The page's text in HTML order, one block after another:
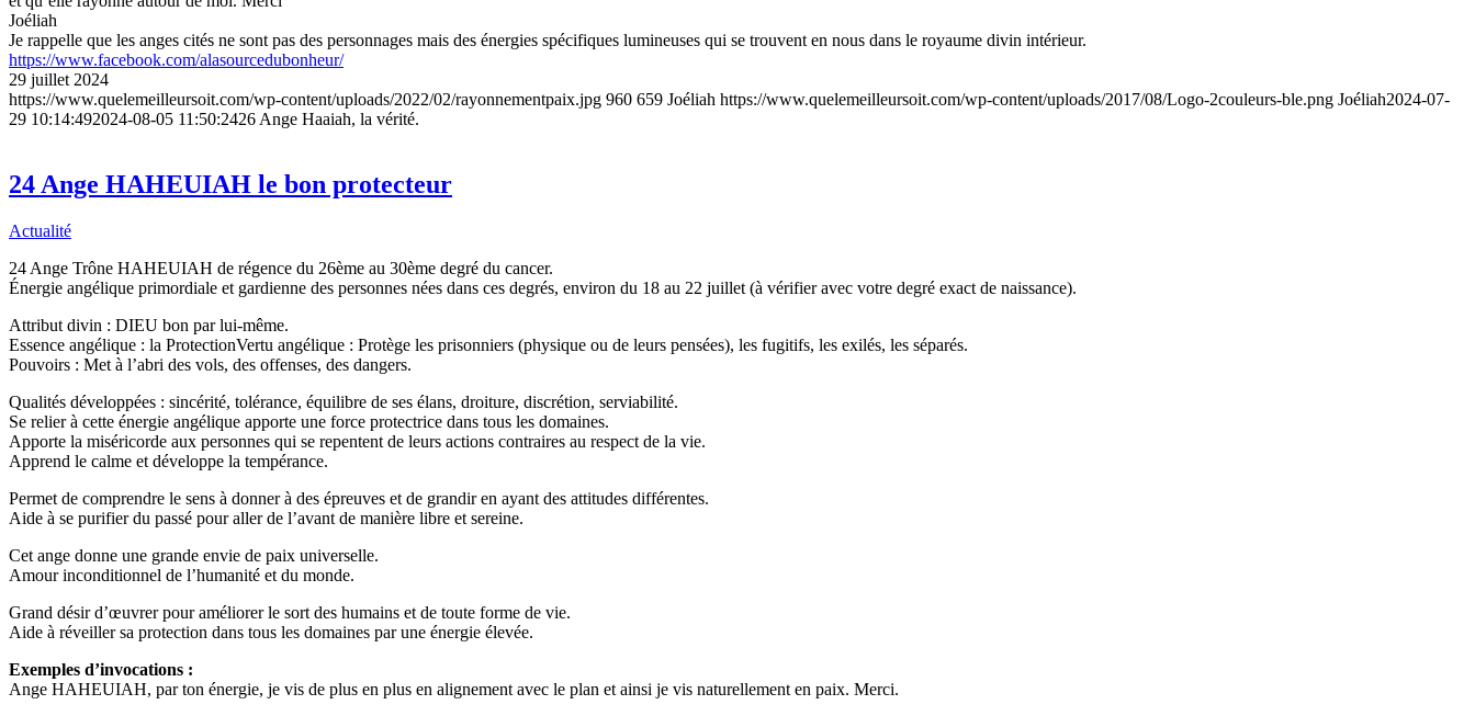
Joéliah
Je rappelle que les anges cités ne sont pas des personnages mais des énergies spécifiques lumineuses qui se trouvent en nous dans le royaume divin intérieur.
https://www.facebook.com/alasourcedubonheur/
29 juillet 2024
https://www.quelemeilleursoit.com/wp-content/uploads/2022/02/rayonnementpaix.jpg 960 659 Joéliah https://www.quelemeilleursoit.com/wp-content/uploads/2017/08/Logo-2couleurs-ble.png Joéliah2024-07-
29 10:14:492024-08-05 11:50:2426 Ange Haaiah, la vérité.
24 Ange HAHEUIAH le bon protecteur
Actualité
24 Ange Trône HAHEUIAH de régence du 26ème au 30ème degré du cancer.
Énergie angélique primordiale et gardienne des personnes nées dans ces degrés, environ du 18 au 22 juillet (à vérifier avec votre degré exact de naissance).
Attribut divin : DIEU bon par lui-même.
Essence angélique : la ProtectionVertu angélique : Protège les prisonniers (physique ou de leurs pensées), les fugitifs, les exilés, les séparés.
Pouvoirs : Met à l’abri des vols, des offenses, des dangers.
Qualités développées : sincérité, tolérance, équilibre de ses élans, droiture, discrétion, serviabilité.
Se relier à cette énergie angélique apporte une force protectrice dans tous les domaines.
Apporte la miséricorde aux personnes qui se repentent de leurs actions contraires au respect de la vie.
Apprend le calme et développe la tempérance.
Permet de comprendre le sens à donner à des épreuves et de grandir en ayant des attitudes différentes.
Aide à se purifier du passé pour aller de l’avant de manière libre et sereine.
Cet ange donne une grande envie de paix universelle.
Amour inconditionnel de l’humanité et du monde.
Grand désir d’œuvrer pour améliorer le sort des humains et de toute forme de vie.
Aide à réveiller sa protection dans tous les domaines par une énergie élevée.
Exemples d’invocations :
Ange HAHEUIAH, par ton énergie, je vis de plus en plus en alignement avec le plan et ainsi je vis naturellement en paix. Merci.